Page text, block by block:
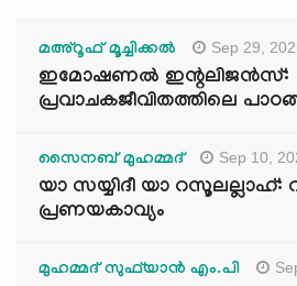
മഅ്റൂഫ് മൂച്ചിക്കല്‍ Sep 29,
ഇമോഷണൽ ഇന്റലിജൻസ്:
പ്രവാചകജീവിതത്തിലെ
സൈനബ് മുഹമ്മദ് Sep 10,
യാ സയ്യിദീ യാ റസൂലല്ലാഹ്:
പ്രണയകാവ്യം
മുഹമ്മദ് സുഫ്‌യാൻ എം.പി